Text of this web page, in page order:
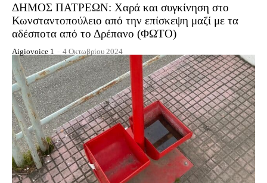
ΔΗΜΟΣ ΠΑΤΡΕΩΝ: Χαρά και συγκίνηση στο
Κωνσταντοπούλειο από την επίσκεψη μαζί με τα
αδέσποτα από το Δρέπανο (ΦΩΤΟ)
Aigiovoice 1 - 4 Οκτωβρίου 2024